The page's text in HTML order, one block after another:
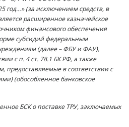
год…» (за исключением средств, в
расширенное казначейское
финансового обеспечения
субсидий федеральным
(далее – ФБУ и ФАУ),
сп. 4 ст. 78.1 БК РФ, а также
предоставляемые в соответствии с
(обособленное банковское
БСК о поставке ТРУ, заключаемых